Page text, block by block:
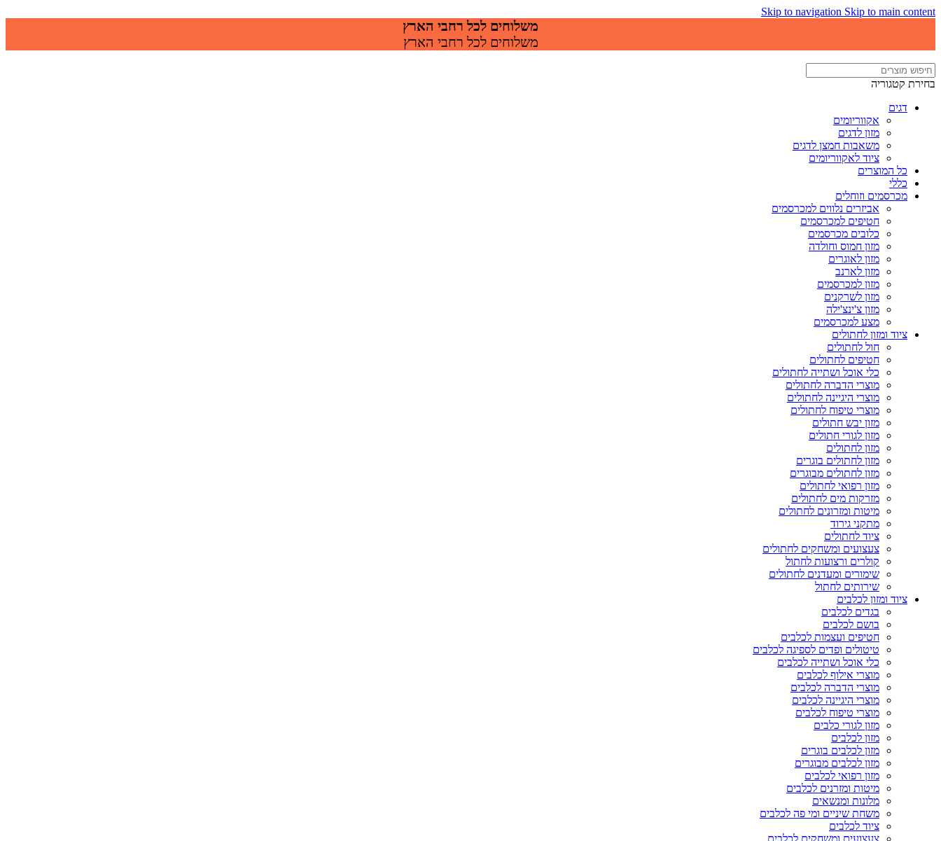
Skip to navigation Skip to main content
משלוחים לכל רחבי הארץ
משלוחים לכל רחבי הארץ
בחירת קטגוריה
דגים
אקווריומים
מזון לדגים
משאבות חמצן לדגים
ציוד לאקווריומים
כל המוצרים
כללי
מכרסמים וזוחלים
אביזרים נלווים למכרסמים
חטיפים למכרסמים
כלובים מכרסמים
מזון חמוס וחולדה
מזון לאוגרים
מזון לארנב
מזון למכרסמים
מזון לשרקנים
מזון צ'ינצ'ילה
מצע למכרסמים
ציוד ומזון לחתולים
חול לחתולים
חטיפים לחתולים
כלי אוכל ושתייה לחתולים
מוצרי הדברה לחתולים
מוצרי היגיינה לחתולים
מוצרי טיפוח לחתולים
מזון יבש חתולים
מזון לגורי חתולים
מזון לחתולים
מזון לחתולים בוגרים
מזון לחתולים מבוגרים
מזון רפואי לחתולים
מזרקות מים לחתולים
מיטות ומזרונים לחתולים
מתקני גירוד
ציוד לחתולים
צעצועים ומשחקים לחתולים
קולרים ורצועות לחתול
שימורים ומעדנים לחתולים
שירותים לחתול
ציוד ומזון לכלבים
בגדים לכלבים
בושם לכלבים
חטיפים ועצמות לכלבים
טיטולים ופדים לספיגה לכלבים
כלי אוכל ושתייה לכלבים
מוצרי אילוף לכלבים
מוצרי הדברה לכלבים
מוצרי היגיינה לכלבים
מוצרי טיפוח לכלבים
מזון לגורי כלבים
מזון לכלבים
מזון לכלבים בוגרים
מזון לכלבים מבוגרים
מזון רפואי לכלבים
מיטות ומזרנים לכלבים
מלונות ומנשאים
משחת שיניים ומי פה לכלבים
ציוד לכלבים
צעצועים ומשחקים לכלבים